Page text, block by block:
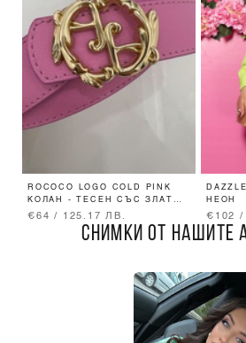
ROCOCO LOGO COLD PINK
КОЛАН - ТЕСЕН СЪС ЗЛАТНА
ТОКА
€64 / 125.17 ЛВ.
НЕОН
€102 /
СНИМКИ ОТ НАШИТЕ